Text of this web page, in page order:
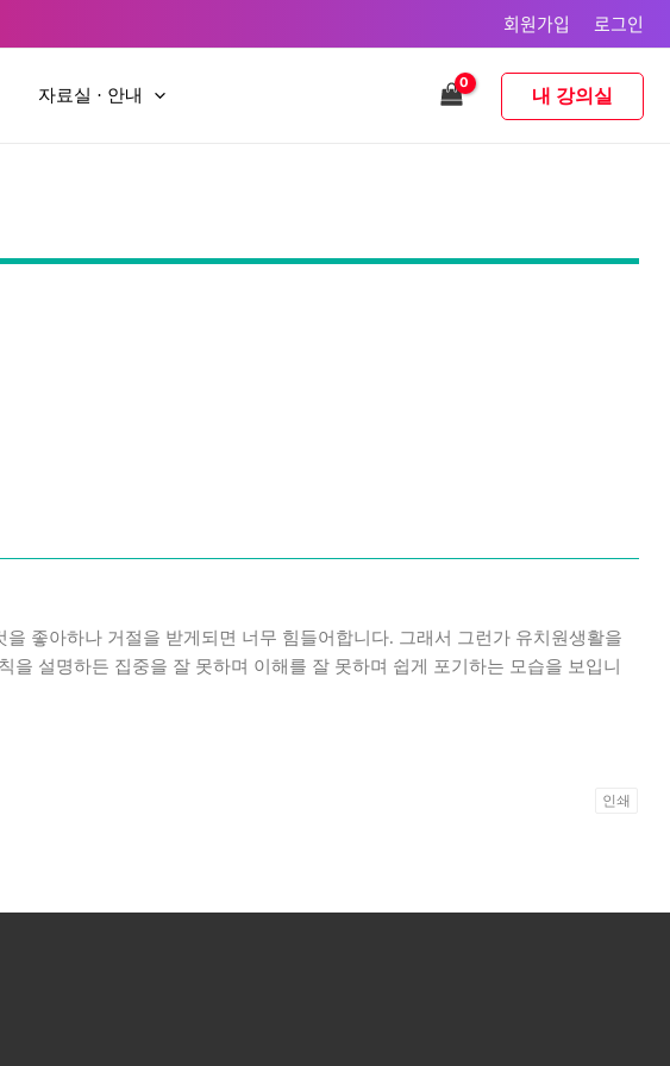
회원가입 로그인
자료실 · 안내 내 강의실
좋아하나 거절을 받게되면 너무 힘들어합니다. 그래서 그런가 유치원생활을
설명하든 집중을 잘 못하며 이해를 잘 못하며 쉽게 포기하는 모습을 보입니
인쇄